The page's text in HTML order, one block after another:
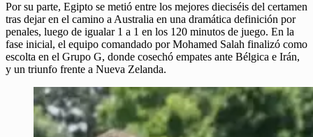
Por su parte, Egipto se metió entre los mejores dieciséis del certamen
tras dejar en el camino a Australia en una dramática definición por
penales, luego de igualar 1 a 1 en los 120 minutos de juego. En la
fase inicial, el equipo comandado por Mohamed Salah finalizó como
escolta en el Grupo G, donde cosechó empates ante Bélgica e Irán,
y un triunfo frente a Nueva Zelanda.